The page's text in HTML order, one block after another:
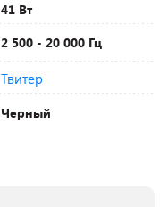
41 Вт
2 500 - 20 000 Гц
Твитер
Черный